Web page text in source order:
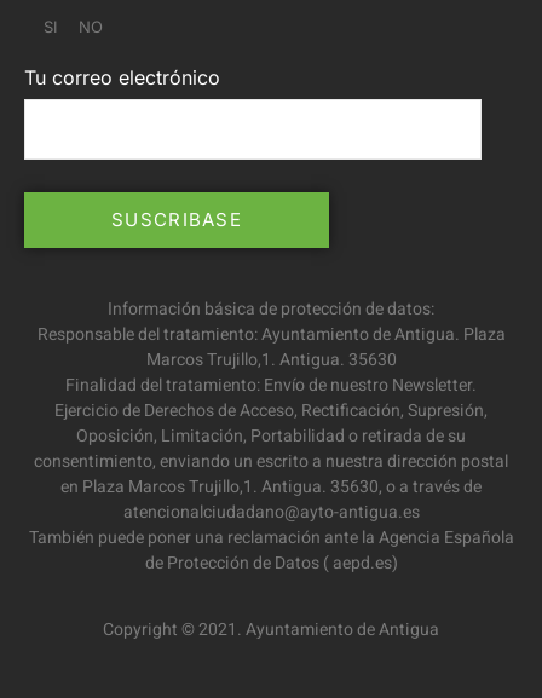
SI NO
Tu correo electrónico
Información básica de protección de datos:
Responsable del tratamiento: Ayuntamiento de Antigua. Plaza
Marcos Trujillo,1. Antigua. 35630
Finalidad del tratamiento: Envío de nuestro Newsletter.
Ejercicio de Derechos de Acceso, Rectificación, Supresión,
Oposición, Limitación, Portabilidad o retirada de su
consentimiento, enviando un escrito a nuestra dirección postal
en Plaza Marcos Trujillo,1. Antigua. 35630, o a través de
atencionalciudadano@ayto-antigua.es
También puede poner una reclamación ante la Agencia Española
de Protección de Datos ( aepd.es)
Copyright © 2021. Ayuntamiento de Antigua